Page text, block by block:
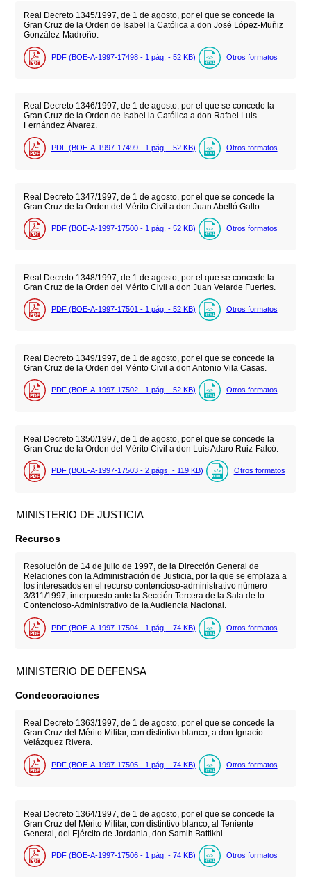
Real Decreto 1345/1997, de 1 de agosto, por el que se concede la
Gran Cruz de la Orden de Isabel la Católica a don José López-Muñiz
González-Madroño.
PDF (BOE-A-1997-17498 - 1 pág. - 52 KB) Otros formatos
Real Decreto 1346/1997, de 1 de agosto, por el que se concede la
Gran Cruz de la Orden de Isabel la Católica a don Rafael Luis
Fernández Álvarez.
PDF (BOE-A-1997-17499 - 1 pág. - 52 KB) Otros formatos
Real Decreto 1347/1997, de 1 de agosto, por el que se concede la
Gran Cruz de la Orden del Mérito Civil a don Juan Abelló Gallo.
PDF (BOE-A-1997-17500 - 1 pág. - 52 KB) Otros formatos
Real Decreto 1348/1997, de 1 de agosto, por el que se concede la
Gran Cruz de la Orden del Mérito Civil a don Juan Velarde Fuertes.
PDF (BOE-A-1997-17501 - 1 pág. - 52 KB) Otros formatos
Real Decreto 1349/1997, de 1 de agosto, por el que se concede la
Gran Cruz de la Orden del Mérito Civil a don Antonio Vila Casas.
PDF (BOE-A-1997-17502 - 1 pág. - 52 KB) Otros formatos
Real Decreto 1350/1997, de 1 de agosto, por el que se concede la
Gran Cruz de la Orden del Mérito Civil a don Luis Adaro Ruiz-Falcó.
PDF (BOE-A-1997-17503 - 2 págs. - 119 KB) Otros formatos
MINISTERIO DE JUSTICIA
Recursos
Resolución de 14 de julio de 1997, de la Dirección General de
Relaciones con la Administración de Justicia, por la que se emplaza a
los interesados en el recurso contencioso-administrativo número
3/311/1997, interpuesto ante la Sección Tercera de la Sala de lo
Contencioso-Administrativo de la Audiencia Nacional.
PDF (BOE-A-1997-17504 - 1 pág. - 74 KB) Otros formatos
MINISTERIO DE DEFENSA
Condecoraciones
Real Decreto 1363/1997, de 1 de agosto, por el que se concede la
Gran Cruz del Mérito Militar, con distintivo blanco, a don Ignacio
Velázquez Rivera.
PDF (BOE-A-1997-17505 - 1 pág. - 74 KB) Otros formatos
Real Decreto 1364/1997, de 1 de agosto, por el que se concede la
Gran Cruz del Mérito Militar, con distintivo blanco, al Teniente
General, del Ejército de Jordania, don Samih Battikhi.
PDF (BOE-A-1997-17506 - 1 pág. - 74 KB) Otros formatos